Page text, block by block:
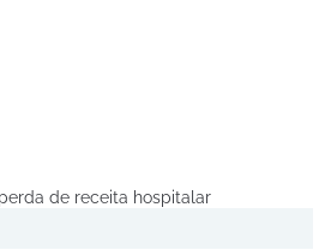
de receita hospitalar